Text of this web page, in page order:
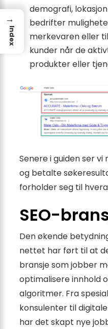
demografi,
bedrifter
merkevaren eller
kunder når de
produkter eller
Senere i guiden ser
og betalte
forholder seg til
SEO-
Den økende
nettet har ført til at
bransje som jobber
optimalisere innhold
algoritmer. Fra
konsulenter til
har det skapt nye
→
Index